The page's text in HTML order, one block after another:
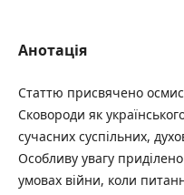
Анотація
Статтю присвячено
Сковороди як
сучасних суспільних,
Особливу увагу
умовах війни, коли